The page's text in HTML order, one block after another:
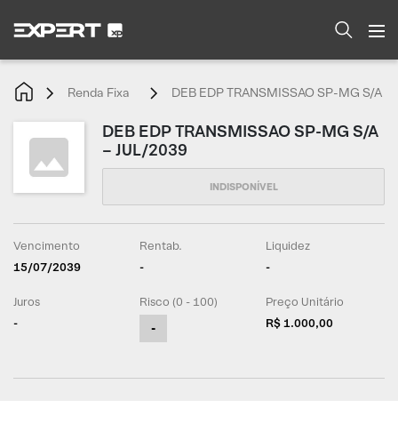
Renda Fixa DEB EDP TRANSMISSAO SP-MG S/A –
DEB EDP TRANSMISSAO SP-MG S/A
– JUL/2039
Vencimento
15/07/2039
Rentab.
-
Liquidez
-
Juros
-
Risco (0 - 100)
-
Preço Unitário
R$ 1.000,00